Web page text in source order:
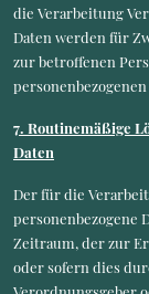
die Verarbeitung
Daten werden für
zur betroffenen
7. Routinemäßige
Daten
Der für die
personenbezogene
Zeitraum, der zur
oder sofern dies